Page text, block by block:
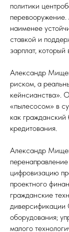
политики
наименее
ставкой и
зарплат,
Александр
риском, а
кейнсианства».
«пылесосом» в
как гражданский
кредитования.
Александр
цифровизацию
проектного
гражданские
диверсификации
оборудования;
малого